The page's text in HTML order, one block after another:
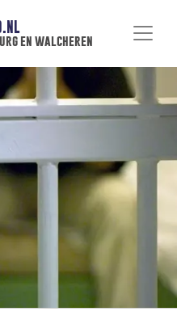
en walcheren